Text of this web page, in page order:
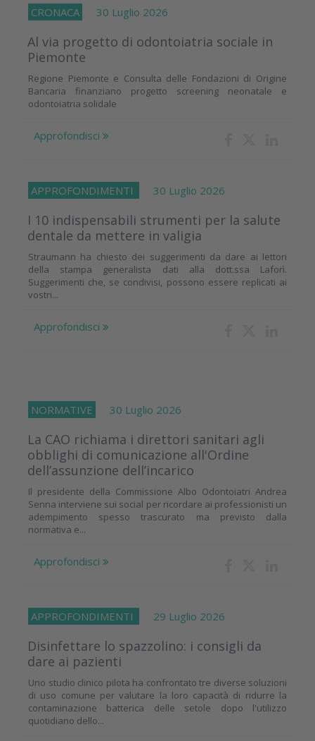
CRONACA 30 Luglio 2026
Al via progetto di odontoiatria sociale in
Piemonte
Regione Piemonte e Consulta delle Fondazioni di Origine
Bancaria finanziano progetto screening neonatale e
odontoiatria solidale
Approfondisci
APPROFONDIMENTI 30 Luglio 2026
I 10 indispensabili strumenti per la salute
dentale da mettere in valigia
Straumann ha chiesto dei suggerimenti da dare ai lettori
della stampa generalista dati alla dott.ssa Laforì.
Suggerimenti che, se condivisi, possono essere replicati ai
vostri...
Approfondisci
NORMATIVE 30 Luglio 2026
La CAO richiama i direttori sanitari agli
obblighi di comunicazione all'Ordine
dell’assunzione dell’incarico
Il presidente della Commissione Albo Odontoiatri Andrea
Senna interviene sui social per ricordare ai professionisti un
adempimento spesso trascurato ma previsto dalla
normativa e...
Approfondisci
APPROFONDIMENTI 29 Luglio 2026
Disinfettare lo spazzolino: i consigli da
dare ai pazienti
Uno studio clinico pilota ha confrontato tre diverse soluzioni
di uso comune per valutare la loro capacità di ridurre la
contaminazione batterica delle setole dopo l'utilizzo
quotidiano dello...